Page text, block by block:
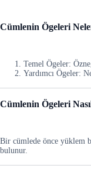
Cümlenin Ögeleri
Temel Ögeler:
Yardımcı Ögeler:
Cümlenin Ögeleri
Bir cümlede önce yüklem
bulunur.